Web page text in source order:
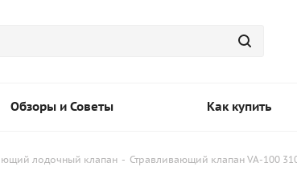
Обзоры и Советы Как купить
лодочный клапан - Стравливающий клапан VA-100